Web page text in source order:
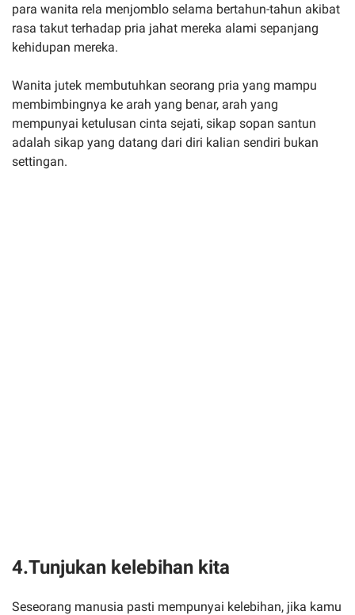
para wanita rela menjomblo selama bertahun-tahun akibat
rasa takut terhadap pria jahat mereka alami sepanjang
kehidupan mereka.
Wanita jutek membutuhkan seorang pria yang mampu
membimbingnya ke arah yang benar, arah yang
mempunyai ketulusan cinta sejati, sikap sopan santun
adalah sikap yang datang dari diri kalian sendiri bukan
settingan.
4.Tunjukan kelebihan kita
Seseorang manusia pasti mempunyai kelebihan, jika kamu